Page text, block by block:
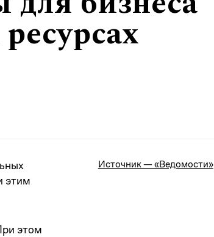
Источник — «Ведомости»
этим
этом